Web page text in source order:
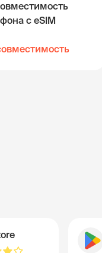
с eSIM